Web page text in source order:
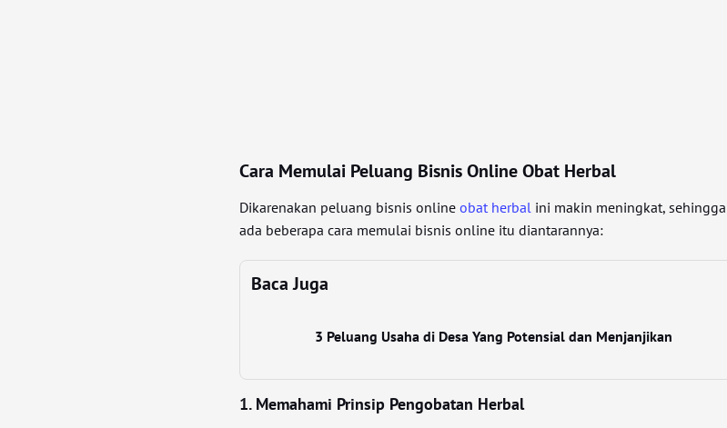
Cara Memulai Peluang Bisnis Online Obat Herbal
Dikarenakan peluang bisnis onlineobat herbal ini makin meningkat, sehingga
ada beberapa cara memulai bisnis online itu diantarannya:
Baca Juga
3 Peluang Usaha di Desa Yang Potensial dan Menjanjikan
1. Memahami Prinsip Pengobatan Herbal